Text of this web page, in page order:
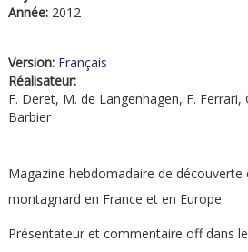
Année: 2012
Version: Français
Réalisateur:
F. Deret, M. de Langenhagen, F. Ferrari,
Barbier
Magazine hebdomadaire de découverte
montagnard en France et en Europe.
Présentateur et commentaire off dans